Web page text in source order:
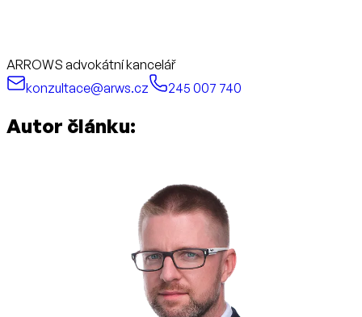
ARROWS advokátní kancelář
konzultace@arws.cz
245 007 740
Autor článku: